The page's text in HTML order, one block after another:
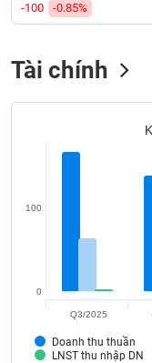
-100
-0.85%
Tài chính
Doanh thu thuần
LNST thu nhập DN
0
100
Q3/2025
Tất cả
Lãnh
đạo
Người
(-)
của